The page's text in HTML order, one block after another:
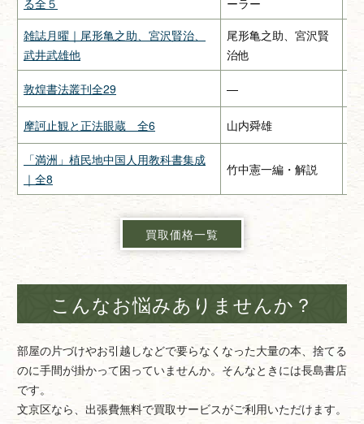
雑誌月曜｜尾形亀之助、宮沢賢治、
武井武雄他
尾形亀之助、宮沢賢
治他
敦煌書法叢刊全29 —
摩訶止観と正法眼蔵 全6 山内舜雄
「満洲」植民地中国人用教科書集成
｜全8
竹中憲一編・解説 緑
買取価格一覧
こんなお悩みありませんか？
部屋の片づけやお引越しなどで要らなくなった大量の本、捨てる
のに手間が掛かって困っていませんか。そんなときには長島書店
です。
文京区なら、出張費無料で買取サービスがご利用いただけます。